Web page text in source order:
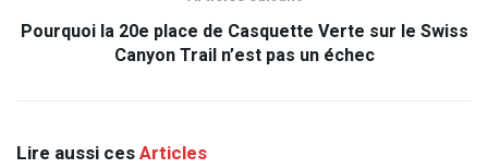
Pourquoi la 20e place de Casquette Verte sur le Swiss
Canyon Trail n’est pas un échec
Lire aussi cesArticles